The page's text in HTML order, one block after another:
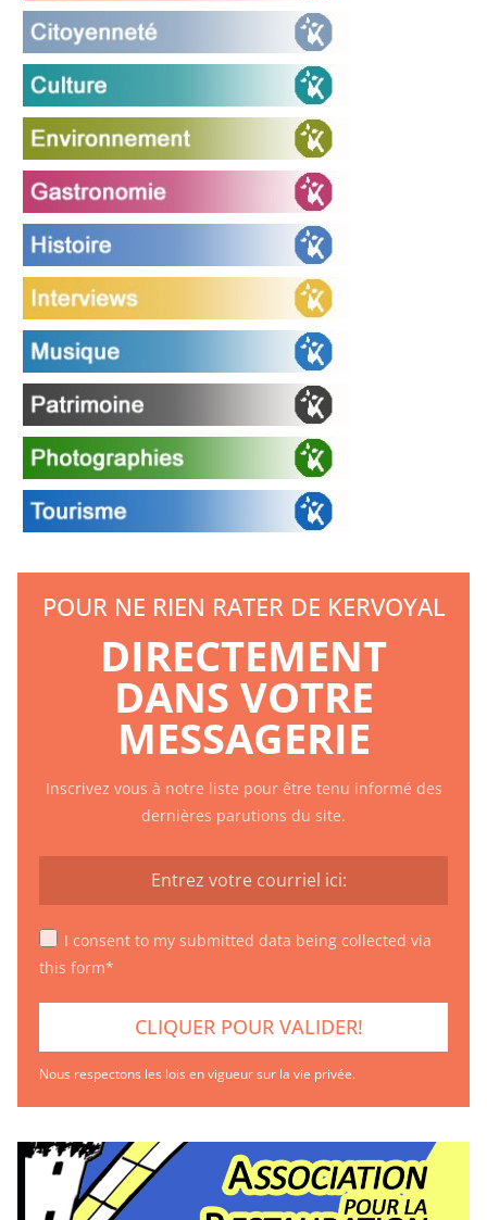
POUR NE RIEN RATER DE KERVOYAL
DIRECTEMENT
DANS VOTRE
MESSAGERIE
Inscrivez vous à notre liste pour être tenu informé des
dernières parutions du site.
I consent to my submitted data being collected via
this form*
Nous respectons les lois en vigueur sur la vie privée.